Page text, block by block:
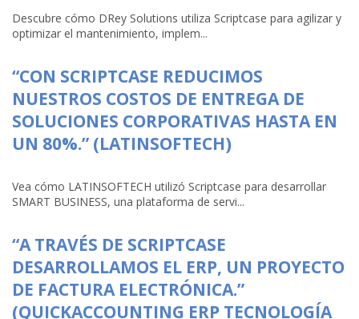
Descubre cómo DRey Solutions utiliza Scriptcase para agilizar y
optimizar el mantenimiento, implem...
“CON SCRIPTCASE REDUCIMOS
NUESTROS COSTOS DE ENTREGA DE
SOLUCIONES CORPORATIVAS HASTA EN
UN 80%.” (LATINSOFTECH)
Vea cómo LATINSOFTECH utilizó Scriptcase para desarrollar
SMART BUSINESS, una plataforma de servi...
“A TRAVÉS DE SCRIPTCASE
DESARROLLAMOS EL ERP, UN PROYECTO
DE FACTURA ELECTRÓNICA.”
(QUICKACCOUNTING ERP TECNOLOGÍA